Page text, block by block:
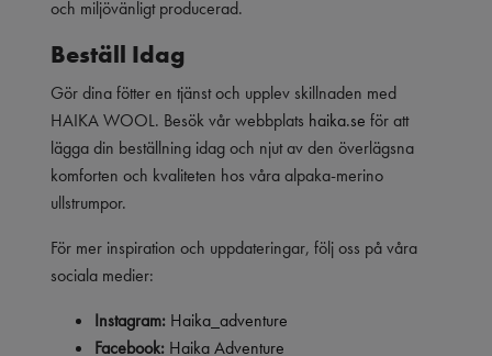
och miljövänligt producerad.
Beställ Idag
Gör dina fötter en tjänst och upplev skillnaden med
HAIKA WOOL. Besök vår webbplats haika.se för att
lägga din beställning idag och njut av den överlägsna
komforten och kvaliteten hos våra alpaka-merino
ullstrumpor.
För mer inspiration och uppdateringar, följ oss på våra
sociala medier:
Instagram: Haika_adventure
Facebook: Haika Adventure